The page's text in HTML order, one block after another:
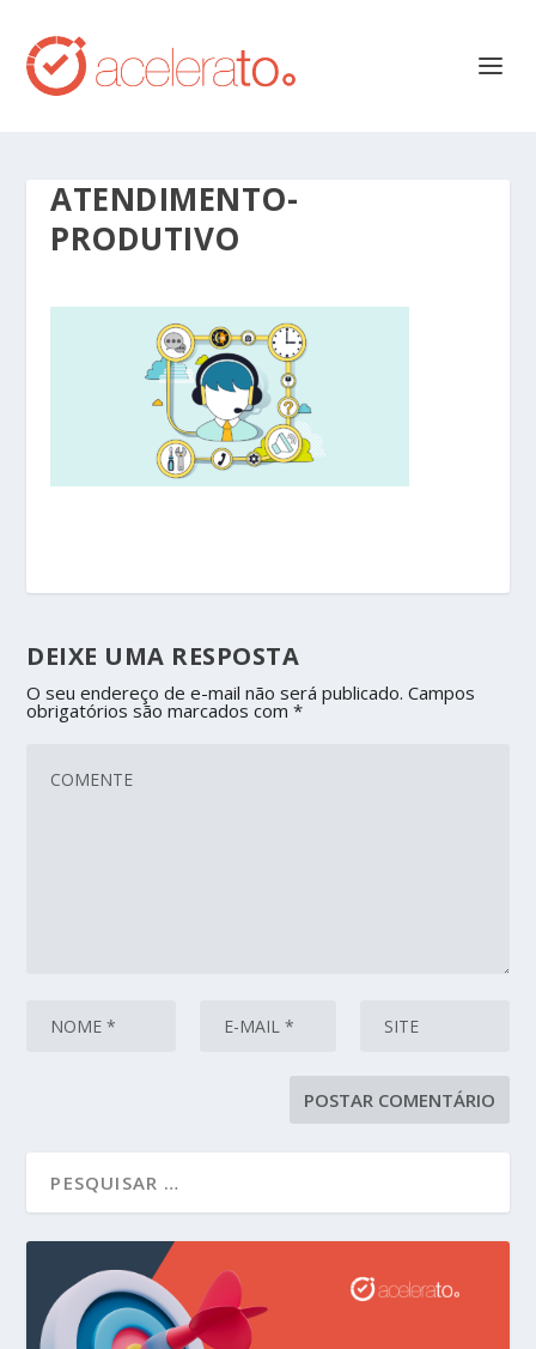
ATENDIMENTO-
PRODUTIVO
DEIXE UMA RESPOSTA
O seu endereço de e-mail não será publicado. Campos
obrigatórios são marcados com*